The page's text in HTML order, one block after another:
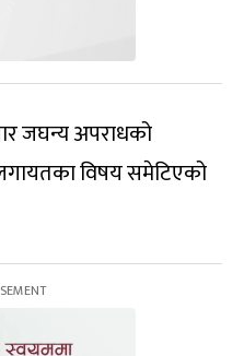
जघन्य अपराधको
लगायतका विषय समेटिएको